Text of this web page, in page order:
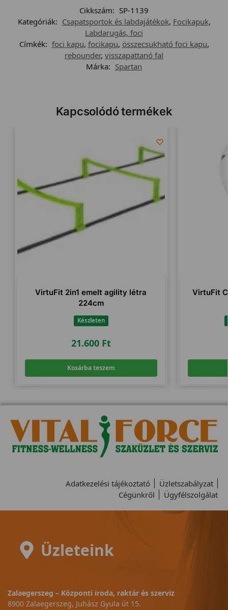
Cikkszám: SP-1139
Kategóriák: Csapatsportok és labdajátékok, Focikapuk,
Labdarugás, foci
Címkék: foci kapu, focikapu, összecsukható foci kapu,
rebounder, visszapattanó fal
Márka: Spartan
Kapcsolódó termékek
VirtuFit 2in1 emelt agility létra
224cm
Készleten
21.600 Ft
Kosárba teszem
VirtuFit
Adatkezelési tájékoztató
Üzletszabályzat
Cégünkről
Ügyfélszolgálat
Üzleteink
Zalaegerszeg – Központi iroda, raktár és szerviz
8900 Zalaegerszeg, Juhász Gyula út 15.